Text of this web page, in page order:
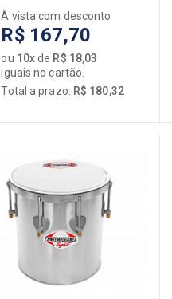
À vista com desconto
R$ 167,70
ou 10xde R$ 18,03
iguais no cartão.
Total a prazo: R$ 180,32